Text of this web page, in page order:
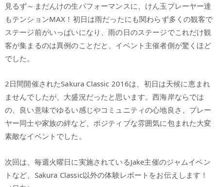
見るず～まだんけの生パフォーマンスに、けん玉プレーヤー達
もテンションMAX！初日は雨だったにも関わらず多くの観客で
ステージ前がいっぱいになり、雨の日のステージでこれだけ観
客が集まるのは異例のことだと、イベント主催者側が驚くほど
でした。
2日間開催されたSakura Classic 2016は、初日は天候に恵まれ
ませんでしたが、大盛況だったと思います。西海岸ならでは
の、良い意味でゆるい感じやコミュニティの心地良さ、プレー
ヤー同士や家族の絆など、ポジティブな雰囲気に包まれた大変
素敵なイベントでした。
次回は、毎週火曜日に実施されているJake主催のジャムイベン
トなど、Sakura Classic以外の体験レポートをお伝えします！